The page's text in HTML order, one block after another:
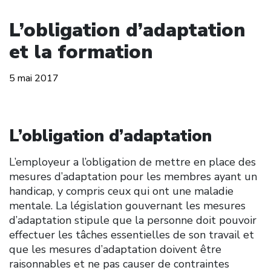
L’obligation d’adaptation
et la formation
5 mai 2017
L’obligation d’adaptation
L’employeur a l’obligation de mettre en place des
mesures d’adaptation pour les membres ayant un
handicap, y compris ceux qui ont une maladie
mentale. La législation gouvernant les mesures
d’adaptation stipule que la personne doit pouvoir
effectuer les tâches essentielles de son travail et
que les mesures d’adaptation doivent être
raisonnables et ne pas causer de contraintes